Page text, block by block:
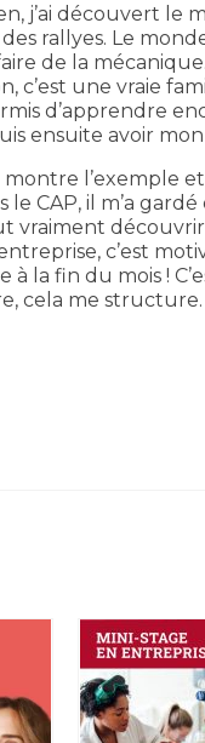
j’ai découvert le
des rallyes. Le
de la
c’est une vraie
d’apprendre
ensuite avoir
l’exemple
CAP, il m’a gardé
vraiment
c’est
la fin du mois !
cela me structure.